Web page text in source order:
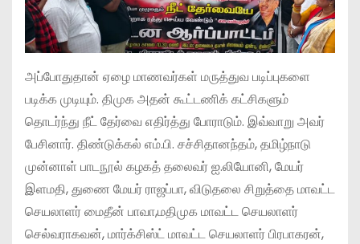
அப்போதுதான் ஏழை மாணவர்கள் மருத்துவ படிப்புகளை
படிக்க முடியும். திமுக அதன் கூட்டணிக் கட்சிகளும்
தொடர்ந்து நீட் தேர்வை எதிர்த்து போராடும். இவ்வாறு அவர்
பேசினார். திண்டுக்கல் எம்.பி. சச்சிதானந்தம், தமிழ்நாடு
முன்னாள் பாடநூல் கழகத் தலைவர் ஐ.லியோனி, மேயர்
இளமதி, துணை மேயர் ராஜப்பா, விடுதலை சிறுத்தை மாவட்ட
செயலாளர் மைதீன் பாவா,மதிமுக மாவட்ட செயலாளர்
செல்வராகவன், மார்க்சிஸ்ட் மாவட்ட செயலாளர் பிரபாகரன்,